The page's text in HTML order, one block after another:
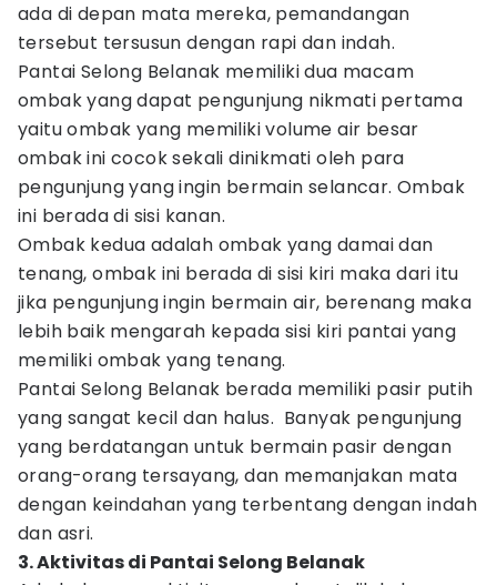
ada di depan mata mereka, pemandangan
tersebut tersusun dengan rapi dan indah.
Pantai Selong Belanak memiliki dua macam
ombak yang dapat pengunjung nikmati pertama
yaitu ombak yang memiliki volume air besar
ombak ini cocok sekali dinikmati oleh para
pengunjung yang ingin bermain selancar. Ombak
ini berada di sisi kanan.
Ombak kedua adalah ombak yang damai dan
tenang, ombak ini berada di sisi kiri maka dari itu
jika pengunjung ingin bermain air, berenang maka
lebih baik mengarah kepada sisi kiri pantai yang
memiliki ombak yang tenang.
Pantai Selong Belanak berada memiliki pasir putih
yang sangat kecil dan halus. Banyak pengunjung
yang berdatangan untuk bermain pasir dengan
orang-orang tersayang, dan memanjakan mata
dengan keindahan yang terbentang dengan indah
dan asri.
3. Aktivitas di Pantai Selong Belanak